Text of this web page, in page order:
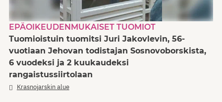
EPÄOIKEUDENMUKAISET TUOMIOT
Tuomioistuin tuomitsi Juri Jakovlevin, 56-
vuotiaan Jehovan todistajan Sosnovoborskista,
6 vuodeksi ja 2 kuukaudeksi
rangaistussiirtolaan
Krasnojarskin alue